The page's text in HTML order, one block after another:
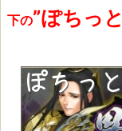
下の”ぽちっ